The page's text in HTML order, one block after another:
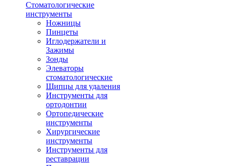
Стоматологические
инструменты
Ножницы
Пинцеты
Иглодержатели и
Зажимы
Зонды
Элеваторы
стоматологические
Щипцы для удаления
Инструменты для
ортодонтии
Ортопедические
инструменты
Хирургические
инструменты
Инструменты для
реставрации